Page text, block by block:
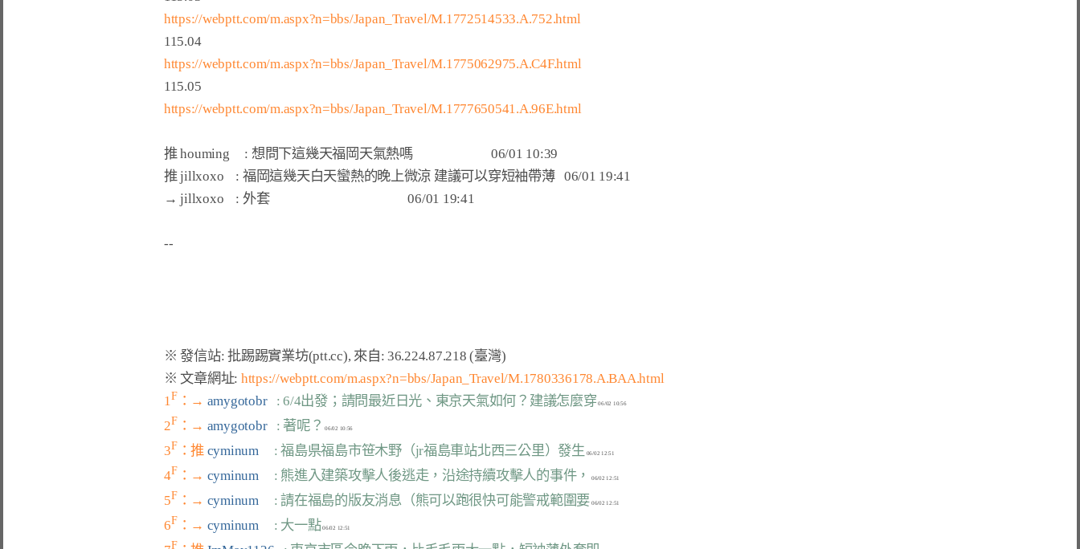
https://webptt.com/m.aspx?n=bbs/Japan_Travel/M.1772514533.A.752.html
115.04
https://webptt.com/m.aspx?n=bbs/Japan_Travel/M.1775062975.A.C4F.html
https://webptt.com/m.aspx?n=bbs/Japan_Travel/M.1777650541.A.96E.html
推 houming     : 想問下這幾天福岡天氣熱嗎                          06/01 10:39
推 jillxoxo    : 福岡這幾天白天蠻熱的晚上微涼 建議可以穿短袖帶薄   06/01 19:41
→ jillxoxo    : 外套                                              06/01 19:41
※ 文章網址: https://webptt.com/m.aspx?n=bbs/Japan_Travel/M.1780336178.A.BAA.html
1 F ：→ amygotobr : 6/4出發；請問最近日光、東京天氣如何？建議怎麼穿 06/02 10:56
2F ：→ amygotobr : 著呢？
3F ：推 cyminum : 福島県福島市笹木野（jr福島車站北西三公里）發生
4F ：→ cyminum : 熊進入建築攻擊人後逃走，沿途持續攻擊人的事件，
5F ：→ cyminum : 請在福島的版友消息（熊可以跑很快可能警戒範圍要
6F ：→ cyminum : 大一點
F